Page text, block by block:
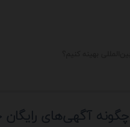
چگونه آگهی‌های رایگان